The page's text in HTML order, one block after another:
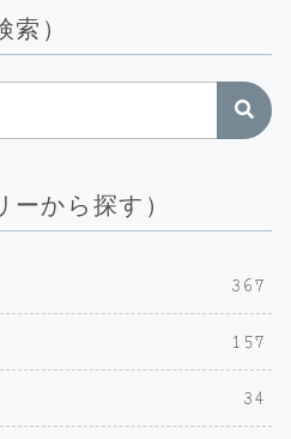
）
から探す）
367
157
34